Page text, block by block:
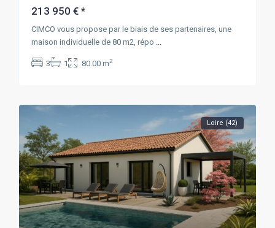
213 950 €*
CIMCO vous propose par le biais de ses partenaires, une
maison individuelle de 80 m2, répo
3 1 80.00 m2
Loire (42)